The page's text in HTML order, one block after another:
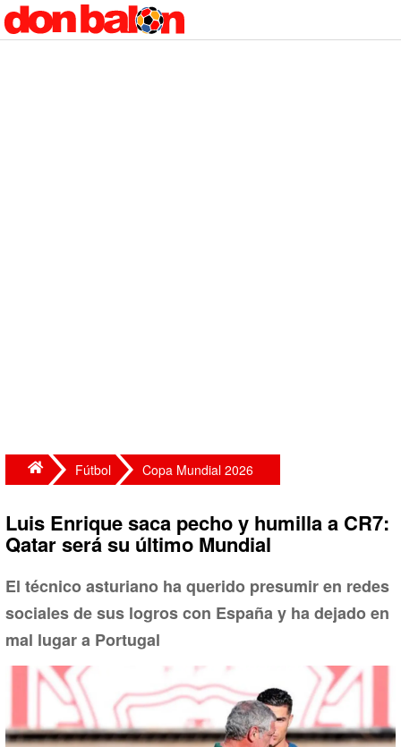
Fútbol Copa Mundial 2026
Luis Enrique saca pecho y humilla a CR7:
Qatar será su último Mundial
El técnico asturiano ha querido presumir en redes
sociales de sus logros con España y ha dejado en
mal lugar a Portugal